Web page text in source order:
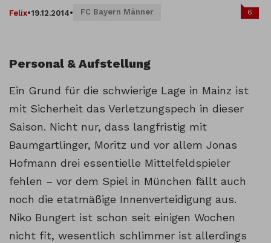
Felix•19.12.2014• FC Bayern Männer 6
Personal & Aufstellung
Ein Grund für die schwierige Lage in Mainz ist
mit Sicherheit das Verletzungspech in dieser
Saison. Nicht nur, dass langfristig mit
Baumgartlinger, Moritz und vor allem Jonas
Hofmann drei essentielle Mittelfeldspieler
fehlen – vor dem Spiel in München fällt auch
noch die etatmäßige Innenverteidigung aus.
Niko Bungert ist schon seit einigen Wochen
nicht fit, wesentlich schlimmer ist allerdings